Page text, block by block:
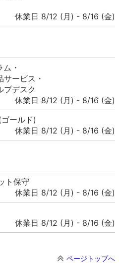
休業日 8/12 (月) - 8/16 (金)
・
ービス・
プデスク
休業日 8/12 (月) - 8/16 (金)
ールド)
休業日 8/12 (月) - 8/16 (金)
ト保守
休業日 8/12 (月) - 8/16 (金)
休業日 8/12 (月) - 8/16 (金)
ページトップへ